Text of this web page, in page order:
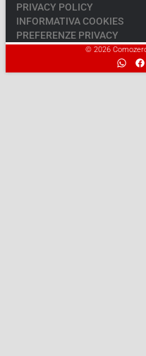
PRIVACY POLICY
INFORMATIVA COOKIES
PREFERENZE PRIVACY
© 2026